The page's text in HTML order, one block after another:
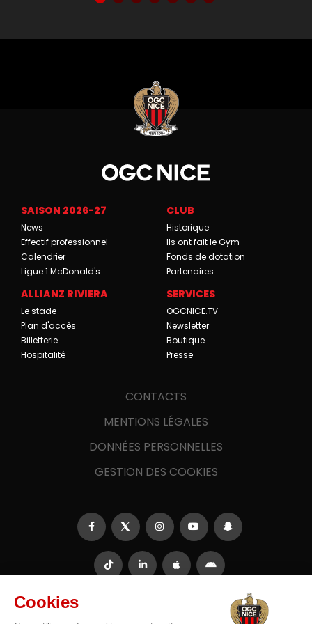
SAISON 2026-27
News
Effectif professionnel
Calendrier
Ligue 1 McDonald's
CLUB
Historique
Ils ont fait le Gym
Fonds de dotation
Partenaires
ALLIANZ RIVIERA
Le stade
Plan d'accès
Billetterie
Hospitalité
SERVICES
OGCNICE.TV
Newsletter
Boutique
Presse
CONTACTS
MENTIONS LÉGALES
DONNÉES PERSONNELLES
GESTION DES COOKIES